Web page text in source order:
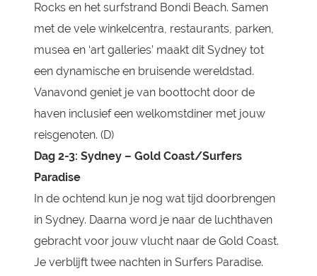
Rocks en het surfstrand Bondi Beach. Samen
met de vele winkelcentra, restaurants, parken,
musea en ‘art galleries’ maakt dit Sydney tot
een dynamische en bruisende wereldstad.
Vanavond geniet je van boottocht door de
haven inclusief een welkomstdiner met jouw
reisgenoten. (D)
Dag 2-3: Sydney – Gold Coast/Surfers
Paradise
In de ochtend kun je nog wat tijd doorbrengen
in Sydney. Daarna word je naar de luchthaven
gebracht voor jouw vlucht naar de Gold Coast.
Je verblijft twee nachten in Surfers Paradise.